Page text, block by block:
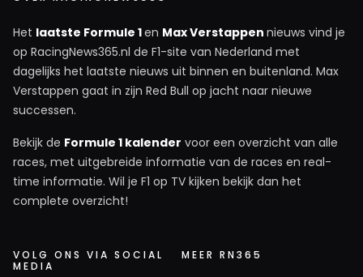
Het laatste Formule 1en Max Verstappen nieuws vind je
op RacingNews365.nl de F1-site van Nederland met
dagelijks het laatste nieuws uit binnen en buitenland. Max
Verstappen gaat in zijn Red Bull op jacht naar nieuwe
successen.
Bekijk de Formule 1 kalender voor een overzicht van alle
races, met uitgebreide informatie van de races en real-
time informatie. Wil je F1 op TV kijken bekijk dan het
complete overzicht!
VOLG ONS VIA SOCIAL
MEDIA
MEER RN365